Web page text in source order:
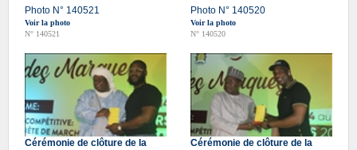
Photo N° 140521
Voir la photo
N° 140521
Photo N° 140520
Voir la photo
N° 140520
Cérémonie de clôture de la
Cérémonie de clôture de la